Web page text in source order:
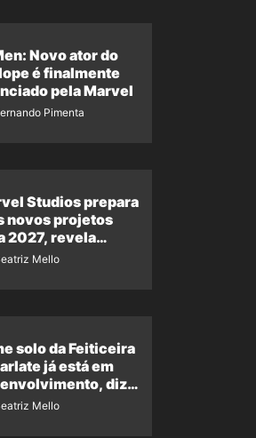
Novo ator do
é finalmente
pela Marvel
Pimenta
Studios prepara
novos projetos
2027, revela
Mello
solo da Feiticeira
já está em
diz
Mello